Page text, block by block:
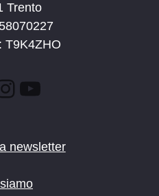
Trento
T9K4ZHO
YouTube
newsletter